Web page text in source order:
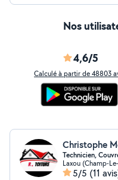
Nos
4,6/5
Calculé à partir de 48803
Christophe
Technicien,
Laxou (Champ-
5/5 (11